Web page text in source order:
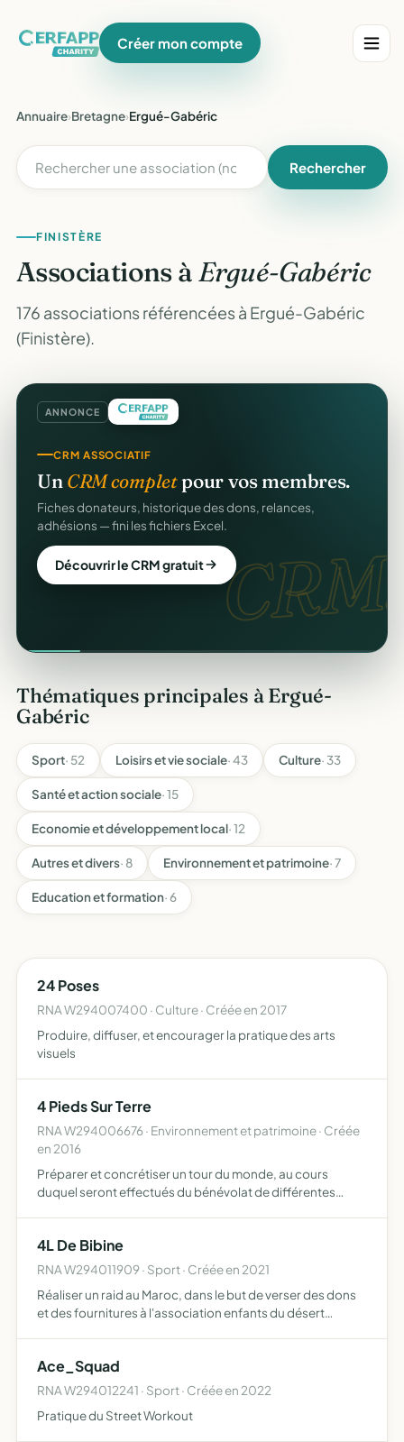
Créer mon compte
Annuaire›Bretagne›Ergué-Gabéric
Rechercher
FINISTÈRE
Associations àErgué-Gabéric
176 associations référencées à Ergué-Gabéric
(Finistère).
ANNONCE
CRM.
CRM ASSOCIATIF
Un CRM completpour vos membres.
Fiches donateurs, historique des dons, relances,
adhésions — fini les fichiers Excel.
Découvrir le CRM gratuit
Thématiques principales à Ergué-
Gabéric
Sport· 52 Loisirs et vie sociale· 43 Culture· 33
Santé et action sociale· 15
Economie et développement local· 12
Autres et divers· 8 Environnement et patrimoine· 7
Education et formation· 6
24 Poses
RNA W294007400 · Culture · Créée en 2017
Produire, diffuser, et encourager la pratique des arts
visuels
4 Pieds Sur Terre
RNA W294006676 · Environnement et patrimoine · Créée
en 2016
Préparer et concrétiser un tour du monde, au cours
duquel seront effectués du bénévolat de différentes
l'impact écologiq…
4L De Bibine
RNA W294011909 · Sport · Créée en 2021
Réaliser un raid au Maroc, dans le but de verser des dons
et des fournitures à l'association enfants du désert
Ace_Squad
RNA W294012241 · Sport · Créée en 2022
Pratique du Street Workout